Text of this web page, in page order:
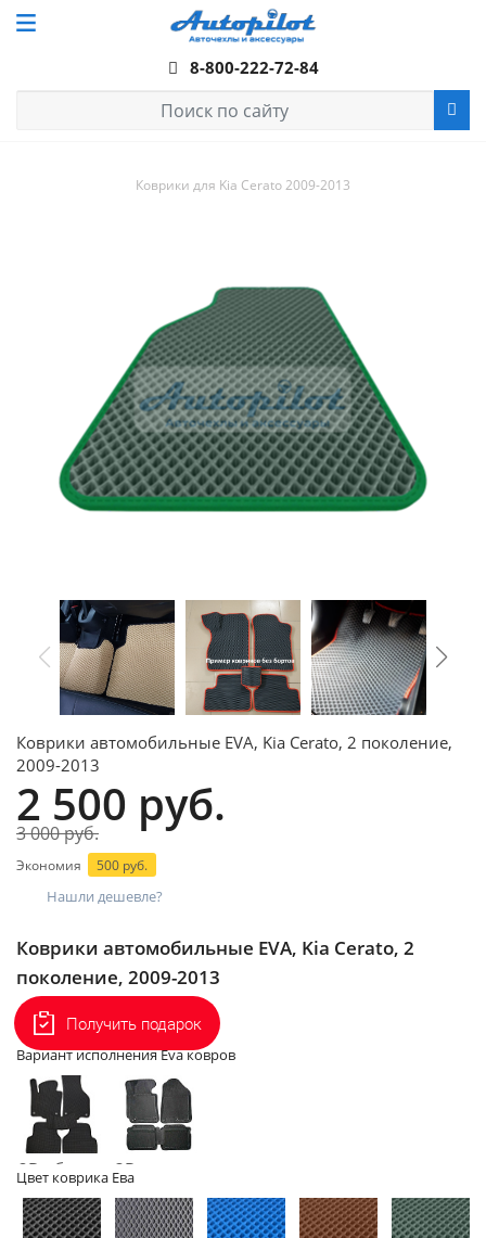
8-800-222-72-84
Коврики для Kia Cerato 2009-2013
Коврики автомобильные EVA, Kia Cerato, 2
поколение, 2009-2013
Артикул:
Коврики автомобильные EVA, Kia Cerato, 2 поколение,
2009-2013
2 500 руб.
3 000 руб.
Экономия 500 руб.
Нашли дешевле?
Вариант исполнения Eva ковров
2D - без
бортов
3D - с
Цвет коврика Ева
Получить подарок